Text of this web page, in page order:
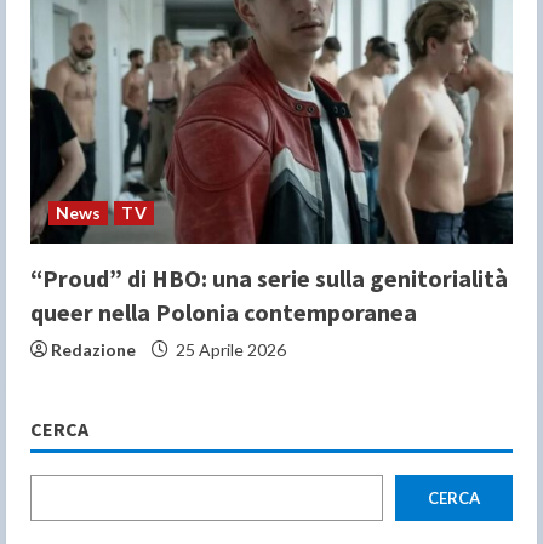
News TV
“Proud” di HBO: una serie sulla genitorialità
queer nella Polonia contemporanea
Redazione 25 Aprile 2026
CERCA
CERCA